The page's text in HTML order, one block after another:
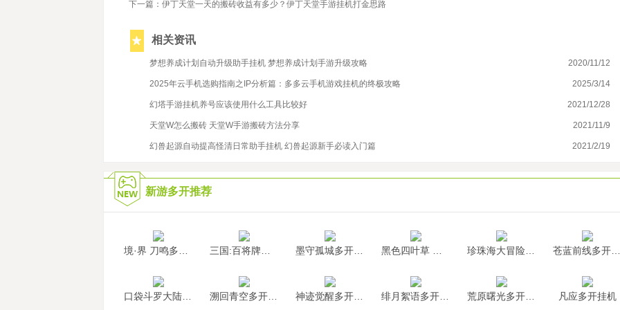
下一篇：伊丁天堂一天的搬砖收益有多少？伊丁天堂手游挂机打金思路
相关资讯
梦想养成计划自动升级助手挂机 梦想养成计划手游升级攻略 2020/11/12
2025年云手机选购指南之IP分析篇：多多云手机游戏挂机的终极攻略 2025/3/14
幻塔手游挂机养号应该使用什么工具比较好 2021/12/28
天堂W怎么搬砖 天堂W手游搬砖方法分享 2021/11/9
幻兽起源自动提高怪清日常助手挂机 幻兽起源新手必读入门篇 2021/2/19
新游多开推荐
凡应多开挂机